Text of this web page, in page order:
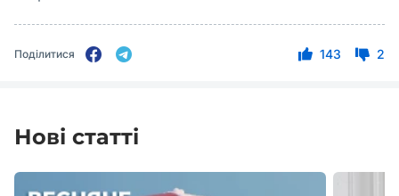
Поділитися 143 2
Нові статті